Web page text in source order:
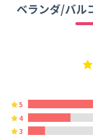
ベランダ/バル
5
4
3